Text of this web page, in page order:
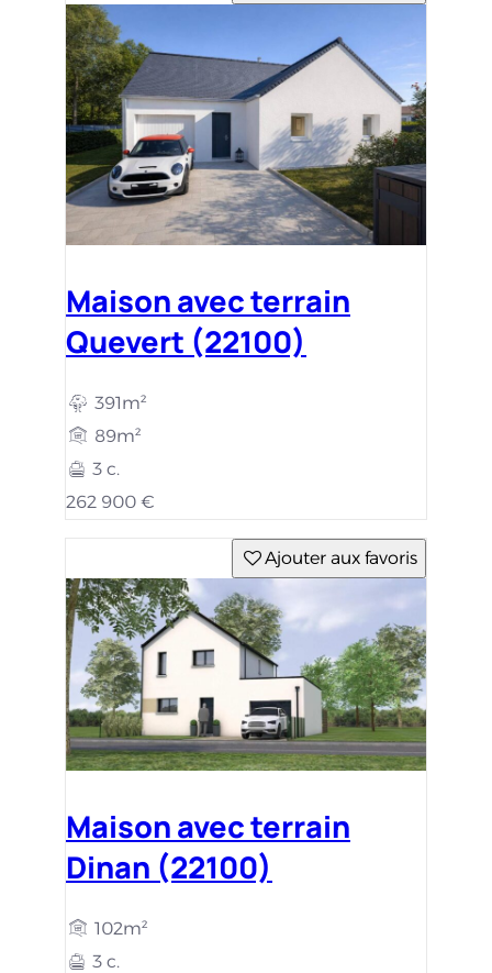
Maison avec terrain
Quevert (22100)
391m²
89m²
3 c.
262 900 €
Ajouter aux favoris
Maison avec terrain
Dinan (22100)
102m²
3 c.